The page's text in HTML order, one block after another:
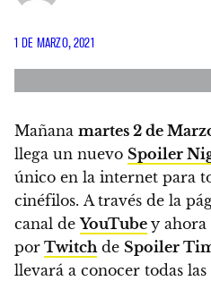
1 DE MARZO, 2021
Mañana martes 2 de
llega un nuevo Spoiler
único en la internet para
cinéfilos. A través de la
canal deYouTube y ahora
por Twitchde Spoiler
llevará a conocer todas